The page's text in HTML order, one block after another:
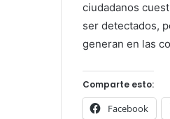
ciudadanos
ser detectados,
generan en las
Comparte esto:
Facebook